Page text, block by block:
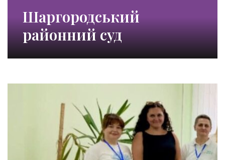
Шаргородський
районний суд